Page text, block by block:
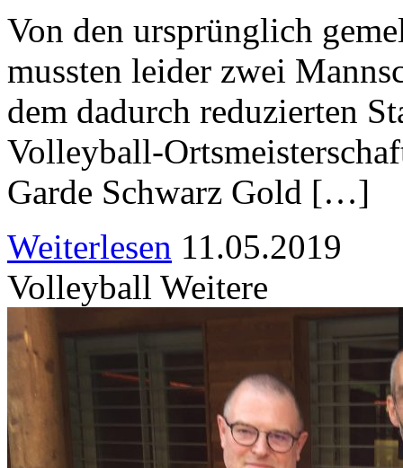
Von den ursprünglich
mussten leider zwei
dem dadurch reduzierten
Volleyball-
Garde Schwarz Gold […]
Weiterlesen 11.05.2019
Volleyball Weitere